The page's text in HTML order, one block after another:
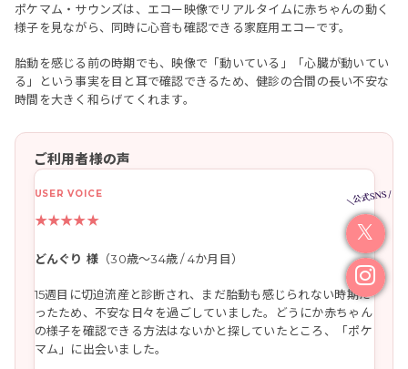
ポケマム・サウンズは、エコー映像でリアルタイムに赤ちゃんの動く
様子を見ながら、同時に心音も確認できる家庭用エコーです。
胎動を感じる前の時期でも、映像で「動いている」「心臓が動いてい
る」という事実を目と耳で確認できるため、健診の合間の長い不安な
時間を大きく和らげてくれます。
ご利用者様の声
★★★★★
どんぐり 様 （30歳〜34歳 / 4か月目）
15週目に切迫流産と診断され、まだ胎動も感じられない時期だ
ったため、不安な日々を過ごしていました。どうにか赤ちゃん
の様子を確認できる方法はないかと探していたところ、「ポケ
マム」に出会いました。